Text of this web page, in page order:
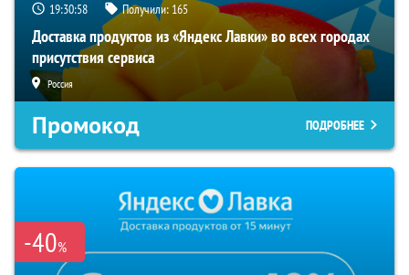
19:30:57 Получили: 165
Доставка продуктов из «Яндекс Лавки» во всех городах
присутствия сервиса
Россия
Промокод ПОДРОБНЕЕ
-40%